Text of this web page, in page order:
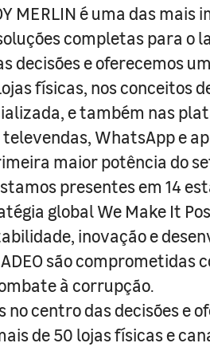
MERLIN é uma das
completas para o
decisões e oferecemos
físicas, nos conceitos
e também nas
WhatsApp e
maior potência do
presentes em 14
global We Make It
inovação e
são comprometidas
à corrupção.
centro das decisões e
de 50 lojas físicas e